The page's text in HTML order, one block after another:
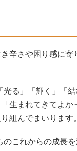
き辛さや困り感に
光る」「輝く」「
生まれてきてよ
組んでまいります。
のこれからの成長